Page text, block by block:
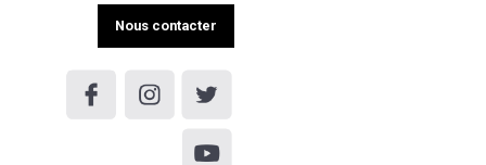
Nous contacter